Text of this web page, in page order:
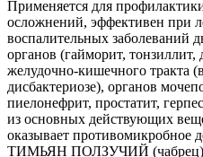
Применяется для
осложнений, эффективен при
воспалительных заболеваний
органов (гайморит, тонзиллит,
желудочно-кишечного тракта
дисбактериозе), органов
пиелонефрит, простатит,
из основных действующих
оказывает противомикробное
ТИМЬЯН ПОЛЗУЧИЙ (чабрец)